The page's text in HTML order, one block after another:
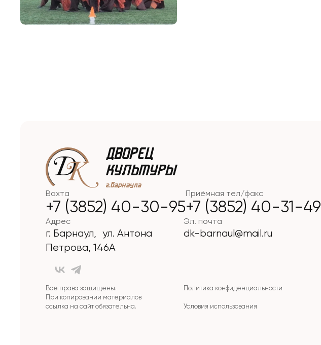
Вахта
+7 (3852) 40-30-95
Приёмная тел/факс
+7 (3852) 40-31-49
Адрес
г. Барнаул, ул. Антона
Петрова, 146А
Эл. почта
dk-barnaul@mail.ru
Все права защищены.
При копировании материалов
ссылка на сайт обязательна.
Политика конфиденциальности
Условия использования